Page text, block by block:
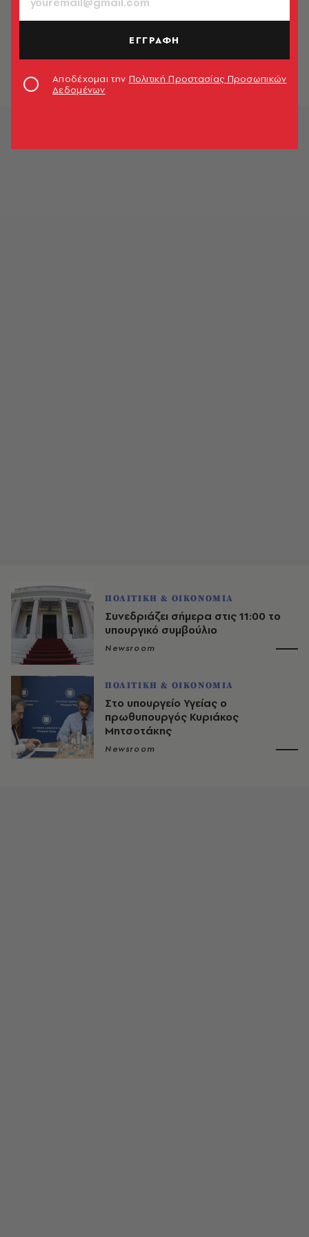
ΠΟΛΙΤΙΚΗ & ΟΙΚΟΝΟΜΙΑ
Τα αιτήματα του Κροάτη
πρωθυπουργού για τους
ΠΟΛΙΤΙΚΗ & ΟΙΚΟΝΟΜΙΑ
Συνεδριάζει σήμερα στις 11:00 το
υπουργικό συμβούλιο
Newsroom
ΠΟΛΙΤΙΚΗ & ΟΙΚΟΝΟΜΙΑ
Στο υπουργείο Υγείας ο
πρωθυπουργός Κυριάκος
Μητσοτάκης
Newsroom
ΕΓΓΡΑΦΗ
Αποδέχομαι την Πολιτική Προστασίας Προσωπικών
Δεδομένων